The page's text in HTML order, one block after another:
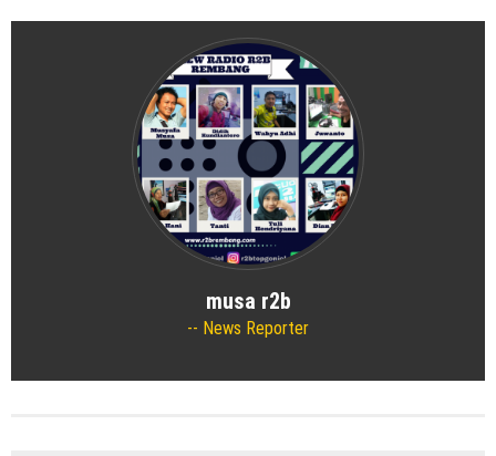
musa r2b
News Reporter